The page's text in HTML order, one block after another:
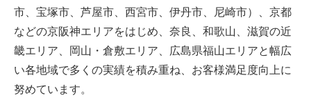
市、宝塚市、芦屋市、西宮市、伊丹市、尼崎市）、京都
などの京阪神エリアをはじめ、奈良、和歌山、滋賀の近
畿エリア、岡山・倉敷エリア、広島県福山エリアと幅広
い各地域で多くの実績を積み重ね、お客様満足度向上に
努めています。